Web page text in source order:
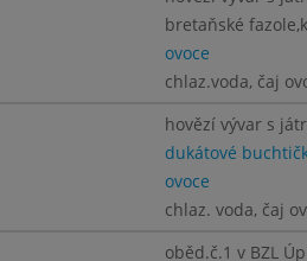
bretaňské
ovoce
chlaz.voda, čaj
hovězí vývar s
dukátové
ovoce
chlaz. voda, čaj
oběd.č.1 v BZL